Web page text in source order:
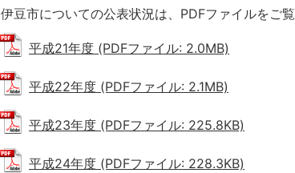
伊豆市についての公表状況は、PDFファイルをご覧
平成21年度 (PDFファイル: 2.0MB)
平成22年度 (PDFファイル: 2.1MB)
平成23年度 (PDFファイル: 225.8KB)
平成24年度 (PDFファイル: 228.3KB)